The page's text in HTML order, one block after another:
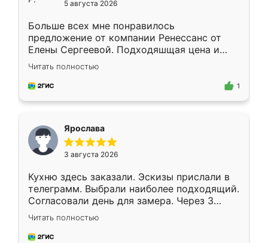
5 августа 2026
Больше всех мне понравилось
предложение от компании Ренессанс от
Елены Сергеевой. Подходяшщая цена и
короткие сроки изготовления. Приехавший
для замера сотрудник Владислав
предложил по моему эскизу самый
Читать полностью
1
Ярослава
3 августа 2026
Кухню здесь заказали. Эскизы прислали в
телеграмм. Выбрали наиболее подходящий.
Согласовали день для замера. Через 3
недели кухня была уже готова. Остались
довольны работой. Спасибо Ренессанс
мебель за качественную работу!
Читать полностью